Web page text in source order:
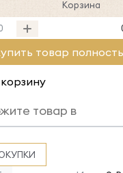
Корзина
товар